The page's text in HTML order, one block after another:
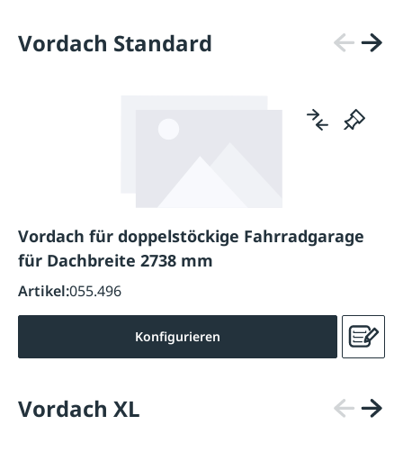
Vordach Standard
Vordach für doppelstöckige Fahrradgarage
für Dachbreite 2738 mm
Artikel:055.496
Konfigurieren
Vordach XL